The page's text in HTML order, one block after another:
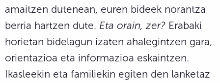
amaitzen dutenean, euren bideek norantza
berria hartzen dute. Eta orain, zer? Erabaki
horietan bidelagun izaten ahalegintzen gara,
orientazioa eta informazioa eskaintzen.
Ikasleekin eta familiekin egiten den lanketaz